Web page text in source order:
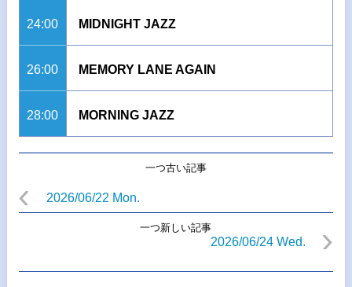
24:00 MIDNIGHT JAZZ
26:00 MEMORY LANE AGAIN
28:00 MORNING JAZZ
一つ古い記事
2026/06/22 Mon.
一つ新しい記事
2026/06/24 Wed.